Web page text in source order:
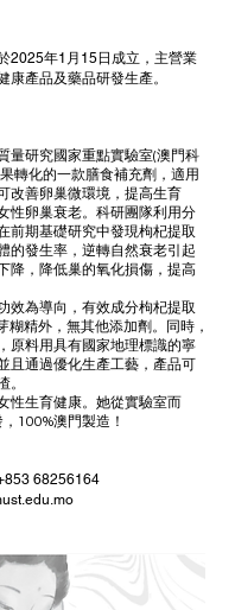
2025年1月15日成立，主營業
康產品及藥品研發生產。
量研究國家重點實驗室(澳門科
轉化的一款膳食補充劑，適用
改善卵巢微環境，提高生育
性卵巢衰老。科研團隊利用分
前期基礎研究中發現枸杞提取
的發生率，逆轉自然衰老引起
降，降低巢的氧化損傷，提高
效為導向，有效成分枸杞提取
糊精外，無其他添加劑。同時，
原料用具有國家地理標識的寧
且通過優化生產工藝，產品可
。
性生育健康。她從實驗室而
100%澳門製造！
68256164